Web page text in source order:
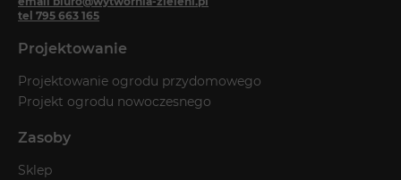
tel 795 663 165
Projektowanie
Projektowanie ogrodu przydomowego
Projekt ogrodu nowoczesnego
Zasoby
Sklep